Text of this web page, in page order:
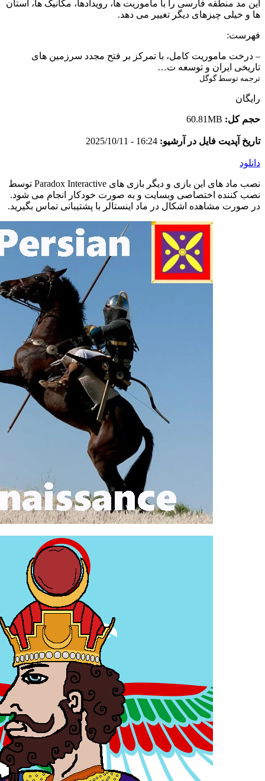
این مد منطقه فارسی را با ماموریت ها، رویدادها، مکانیک ها، استان
ها و خیلی چیزهای دیگر تغییر می دهد.
فهرست:
– درخت ماموریت کامل، با تمرکز بر فتح مجدد سرزمین های
تاریخی ایران و توسعه ت…
ترجمه توسط گوگل
رایگان
حجم کل: 60.81MB
تاریخ آپدیت فایل در آرشیو: 16:24 - 2025/10/11
دانلود
نصب ماد های این بازی و دیگر بازی های Paradox Interactive توسط
نصب کننده اختصاصی وبسایت و به صورت خودکار انجام می شود.
در صورت مشاهده اشکال در ماد اینستالر با پشتیبانی تماس بگیرید.